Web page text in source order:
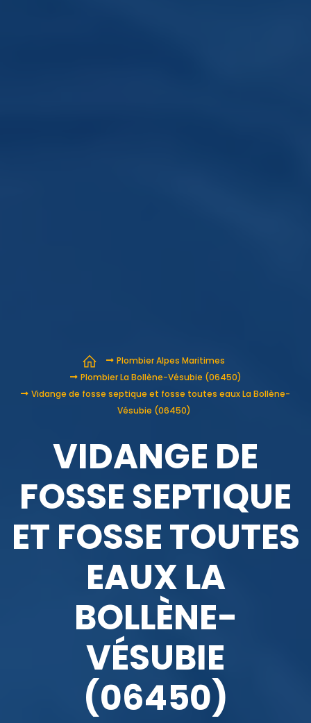
Plombier Alpes Maritimes
Plombier La Bollène-Vésubie (06450)
Vidange de fosse septique et fosse toutes eaux La Bollène-
Vésubie (06450)
VIDANGE DE
FOSSE SEPTIQUE
ET FOSSE TOUTES
EAUX LA
BOLLÈNE-
VÉSUBIE
(06450)